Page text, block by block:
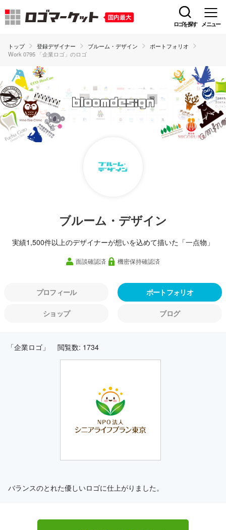
ロゴを探す メニュー
トップ 登録デザイナー ブルーム・デザイン
ポートフォリオ
Work 0795 「企業ロゴ」のロゴ
ブルーム・デザイン
実績1,500件以上のデザイナーが想いを込めて描いた「一点物」
面談確認済 機密保持確認済
プロフィール ポートフォリオ
ショップ ブログ
「企業ロゴ」 閲覧数: 1734
バランスのとれた優しいロゴに仕上がりました。